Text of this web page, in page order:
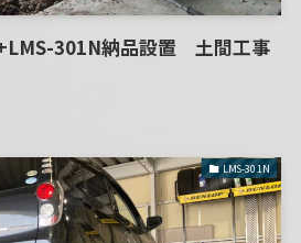
301N納品設置 土間工事
LMS-301N